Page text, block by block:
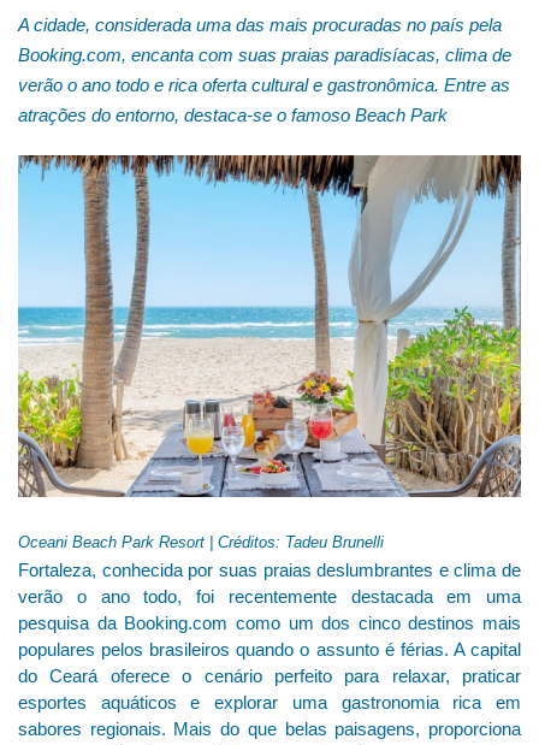
A cidade, considerada uma das mais procuradas no país pela
Booking.com, encanta com suas praias paradisíacas, clima de
verão o ano todo e rica oferta cultural e gastronômica. Entre as
atrações do entorno, destaca-se o famoso Beach Park
Oceani Beach Park Resort | Créditos: Tadeu Brunelli
Fortaleza, conhecida por suas praias deslumbrantes e clima de
verão o ano todo, foi recentemente destacada em uma
pesquisa da Booking.com como um dos cinco destinos mais
populares pelos brasileiros quando o assunto é férias. A capital
do Ceará oferece o cenário perfeito para relaxar, praticar
esportes aquáticos e explorar uma gastronomia rica em
sabores regionais. Mais do que belas paisagens, proporciona